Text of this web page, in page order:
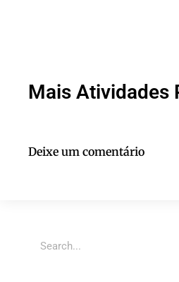
Mais Atividades
Deixe um comentário